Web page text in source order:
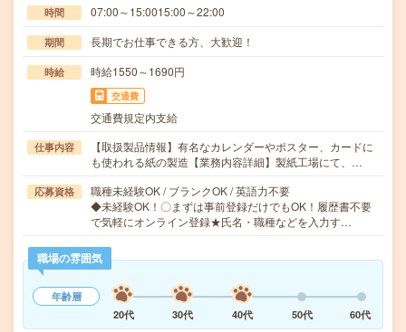
時間 07:00～15:0015:00～22:00
期間 長期でお仕事できる方、大歓迎！
時給 時給1550～1690円
交通費
交通費規定内支給
仕事内容
【取扱製品情報】有名なカレンダーやポスター、カードに
も使われる紙の製造【業務内容詳細】製紙工場にて、…
応募資格
職種未経験OK / ブランクOK / 英語力不要
◆未経験OK！〇まずは事前登録だけでもOK！履歴書不要
で気軽にオンライン登録★氏名・職種などを入力す…
職場の雰囲気
年齢層
20代
30代 40代 50代 60代